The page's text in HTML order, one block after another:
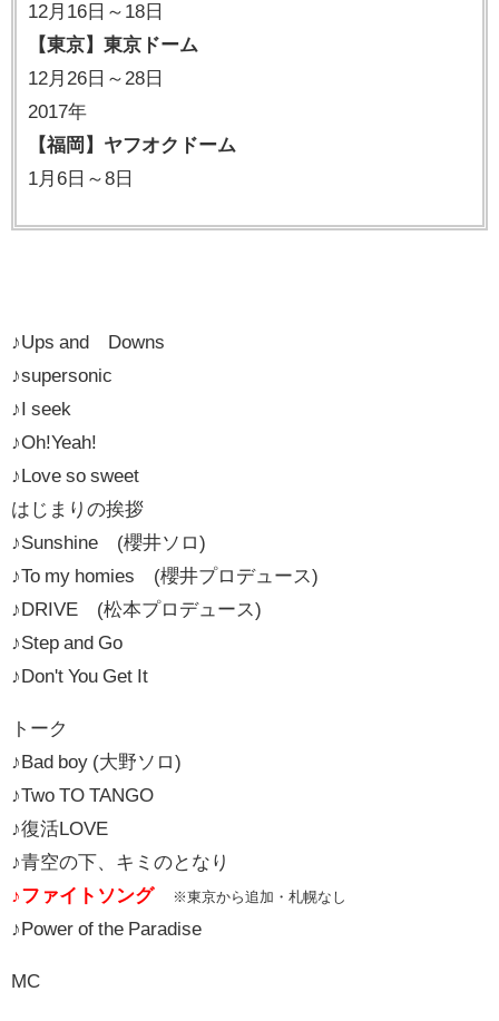
12月16日～18日
【東京】東京ドーム
12月26日～28日
2017年
【福岡】ヤフオクドーム
1月6日～8日
♪Ups and Downs
♪supersonic
♪I seek
♪Oh!Yeah!
♪Love so sweet
はじまりの挨拶
♪Sunshine (櫻井ソロ)
♪To my homies (櫻井プロデュース)
♪DRIVE (松本プロデュース)
♪Step and Go
♪Don't You Get It
トーク
♪Bad boy (大野ソロ)
♪Two TO TANGO
♪復活LOVE
♪青空の下、キミのとなり
♪ファイトソング
※東京から追加・札幌なし
♪Power of the Paradise
MC